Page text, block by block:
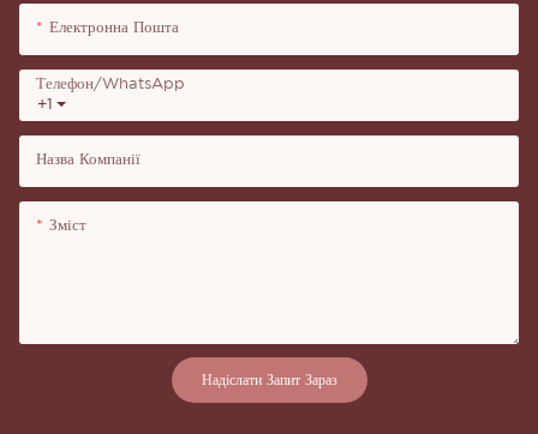
Електронна Пошта
+1
Телефон/WhatsApp
Назва Компанії
Зміст
Надіслати Запит Зараз